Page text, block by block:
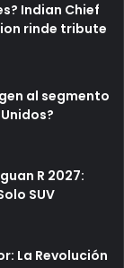
Indian Chief
rinde tribute
al segmento
R 2027:
SUV
La Revolución